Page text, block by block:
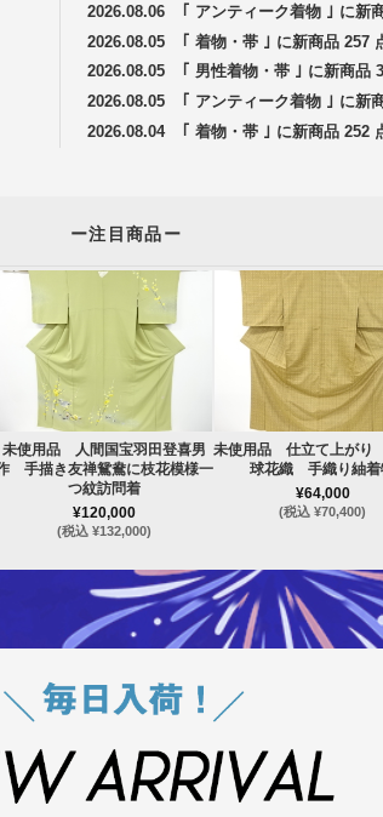
2026.08.06
｢ アンティーク着物 ｣ に新
2026.08.05
｢ 着物・帯 ｣ に新商品 257
2026.08.05
｢ 男性着物・帯 ｣ に新商品
2026.08.05
｢ アンティーク着物 ｣ に新
2026.08.04
｢ 着物・帯 ｣ に新商品 252
ー注目商品ー
未使用品 人間国宝羽田登喜男
手描き友禅鴛鴦に枝花模様一
つ紋訪問着
¥120,000
(税込 ¥132,000)
未使用品 仕立て上がり
球花織 手織り紬着
¥64,000
(税込 ¥70,400)